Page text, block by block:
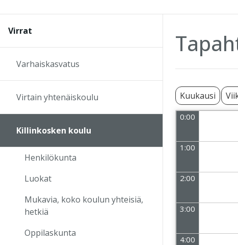
Kuukausi
0:00
1:00
2:00
3:00
4:00
Virrat
Varhaiskasvatus
Virtain yhtenäiskoulu
Killinkosken koulu
Henkilökunta
Luokat
Mukavia, koko koulun yhteisiä,
hetkiä
Oppilaskunta